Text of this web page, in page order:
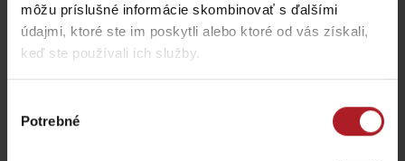
môžu príslušné informácie skombinovať s ďalšími
údajmi, ktoré ste im poskytli alebo ktoré od vás získali,
keď ste používali ich služby.
súhlasu
Potrebné
Liptovský Mikuláš
Liptovský Mikuláš